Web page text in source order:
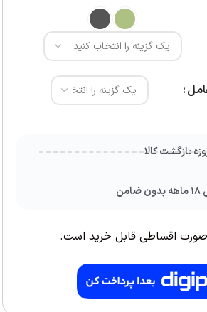
صورت اقساطی قابل خرید است.